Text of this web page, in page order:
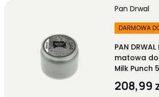
Pan Drwal
DARMOWA
PAN
matowa do
208,99